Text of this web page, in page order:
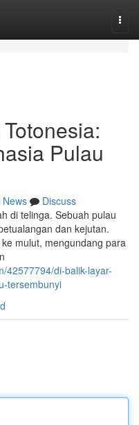
Pulau
News
Discuss
di telinga. Sebuah pulau
dan kejutan.
mulut, mengundang para
42577794/di-balik-layar-
tersembunyi